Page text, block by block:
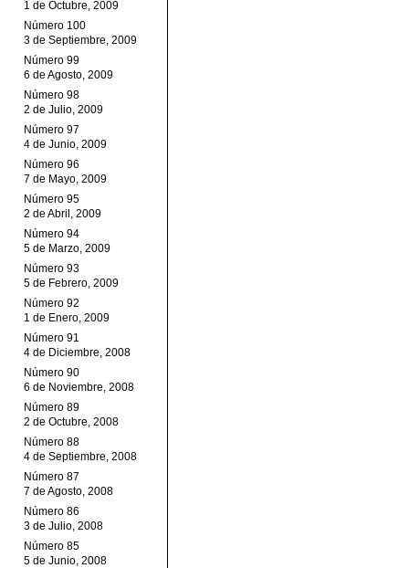
1 de Octubre, 2009
Número 100
3 de Septiembre, 2009
Número 99
6 de Agosto, 2009
Número 98
2 de Julio, 2009
Número 97
4 de Junio, 2009
Número 96
7 de Mayo, 2009
Número 95
2 de Abril, 2009
Número 94
5 de Marzo, 2009
Número 93
5 de Febrero, 2009
Número 92
1 de Enero, 2009
Número 91
4 de Diciembre, 2008
Número 90
6 de Noviembre, 2008
Número 89
2 de Octubre, 2008
Número 88
4 de Septiembre, 2008
Número 87
7 de Agosto, 2008
Número 86
3 de Julio, 2008
Número 85
5 de Junio, 2008